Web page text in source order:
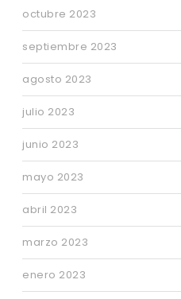
octubre 2023
septiembre 2023
agosto 2023
julio 2023
junio 2023
mayo 2023
abril 2023
marzo 2023
enero 2023